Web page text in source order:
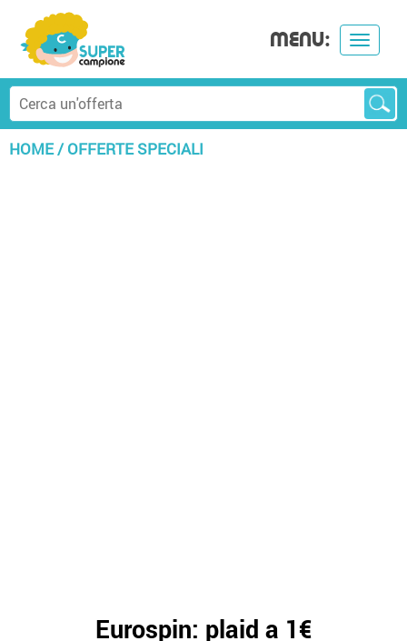
Toggle
MENU:
HOME/OFFERTE SPECIALI
Eurospin: plaid a 1€